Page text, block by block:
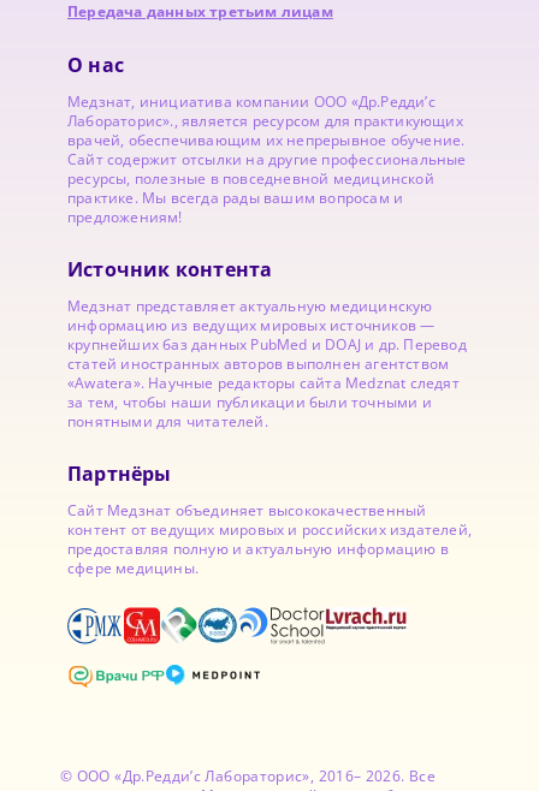
Передача данных третьим лицам
О нас
Медзнат, инициатива компании ООО «Др.Редди’с
Лабораторис»., является ресурсом для практикующих
врачей, обеспечивающим их непрерывное обучение.
Сайт содержит отсылки на другие профессиональные
ресурсы, полезные в повседневной медицинской
практике. Мы всегда рады вашим вопросам и
предложениям!
Источник контента
Медзнат представляет актуальную медицинскую
информацию из ведущих мировых источников —
крупнейших баз данных PubMed и DOAJ и др. Перевод
статей иностранных авторов выполнен агентством
«Awatera». Научные редакторы сайта Medznat следят
за тем, чтобы наши публикации были точными и
понятными для читателей.
Партнёры
Сайт Медзнат объединяет высококачественный
контент от ведущих мировых и российских издателей,
предоставляя полную и актуальную информацию в
сфере медицины.
© ООО «Др.Редди’с Лабораторис», 2016– 2026. Все